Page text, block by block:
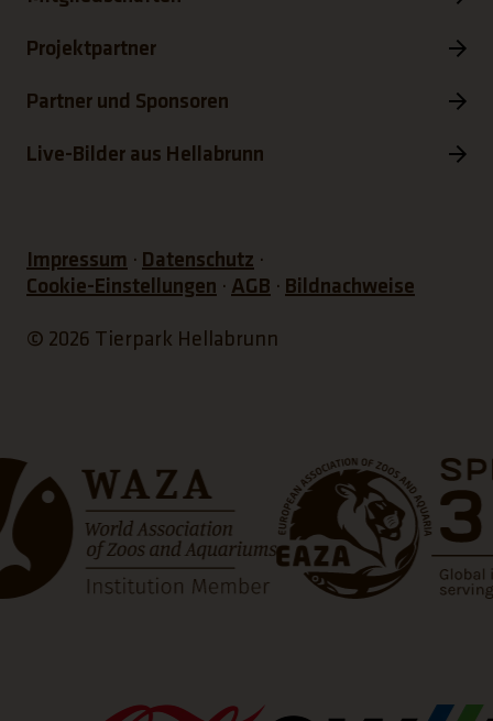
Projektpartner
Partner und Sponsoren
Live-Bilder aus Hellabrunn
Impressum
Datenschutz
Cookie-Einstellungen
AGB Bildnachweise
© 2026 Tierpark Hellabrunn